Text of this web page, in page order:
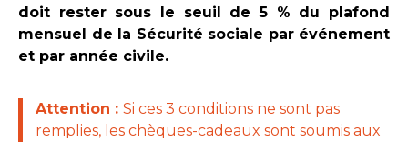
doit rester sous le seuil de 5 % du plafond
mensuel de la Sécurité sociale par événement
et par année civile.
Attention : Si ces 3 conditions ne sont pas
remplies, les chèques-cadeaux sont soumis aux